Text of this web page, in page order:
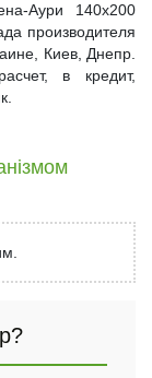
Аури 140x200
производителя
Киев, Днепр.
в кредит,